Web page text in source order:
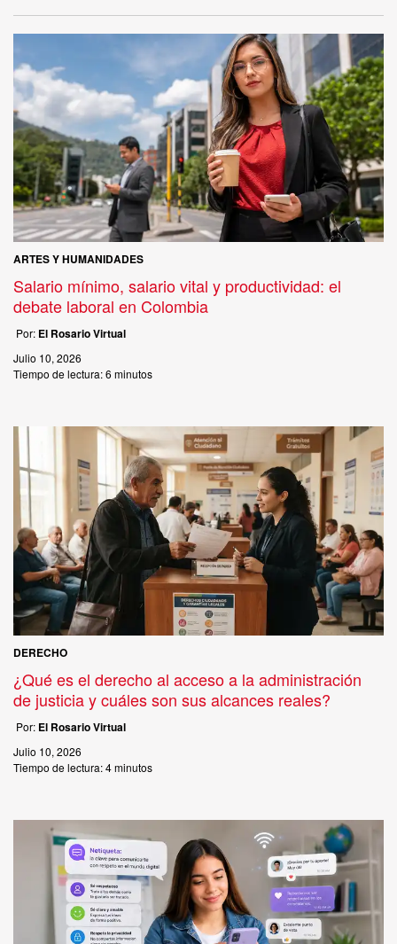
ARTES Y HUMANIDADES
Salario mínimo, salario vital y productividad: el
debate laboral en Colombia
Por: El Rosario Virtual
Julio 10, 2026
Tiempo de lectura:6 minutos
DERECHO
¿Qué es el derecho al acceso a la administración
de justicia y cuáles son sus alcances reales?
Por: El Rosario Virtual
Julio 10, 2026
Tiempo de lectura:4 minutos